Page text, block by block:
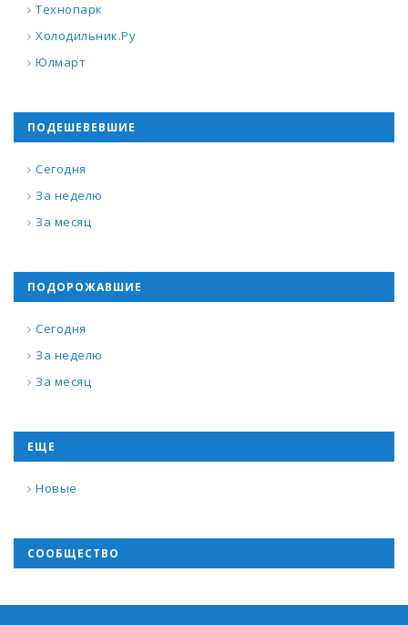
Технопарк
Холодильник.Ру
Юлмарт
ПОДЕШЕВЕВШИЕ
Сегодня
За неделю
За месяц
ПОДОРОЖАВШИЕ
Сегодня
За неделю
За месяц
ЕЩЕ
Новые
СООБЩЕСТВО